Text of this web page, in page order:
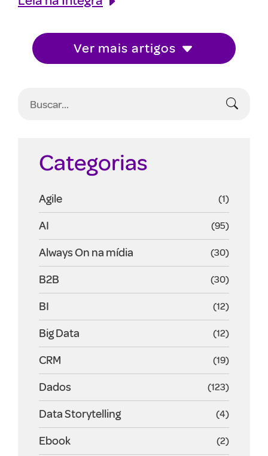
Ver mais artigos
Categorias
Agile (1)
AI (95)
Always On na mídia (30)
B2B (30)
BI (12)
Big Data (12)
CRM (19)
Dados (123)
Data Storytelling (4)
Ebook (2)